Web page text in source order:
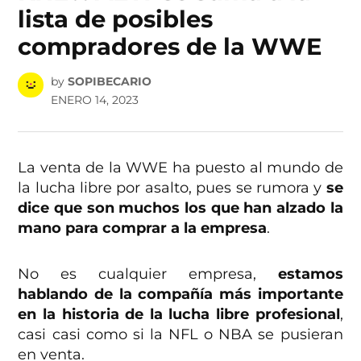
lista de posibles
compradores de la WWE
by SOPIBECARIO
ENERO 14, 2023
La venta de la WWE ha puesto al mundo de
la lucha libre por asalto, pues se rumora y se
dice que son muchos los que han alzado la
mano para comprar a la empresa.
No es cualquier empresa, estamos
hablando de la compañía más importante
en la historia de la lucha libre profesional,
casi casi como si la NFL o NBA se pusieran
en venta.